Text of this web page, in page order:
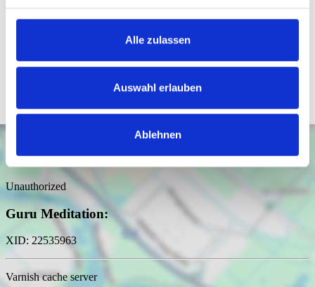
Alle zulassen
Auswahl erlauben
Ablehnen
Online Wertermittlung